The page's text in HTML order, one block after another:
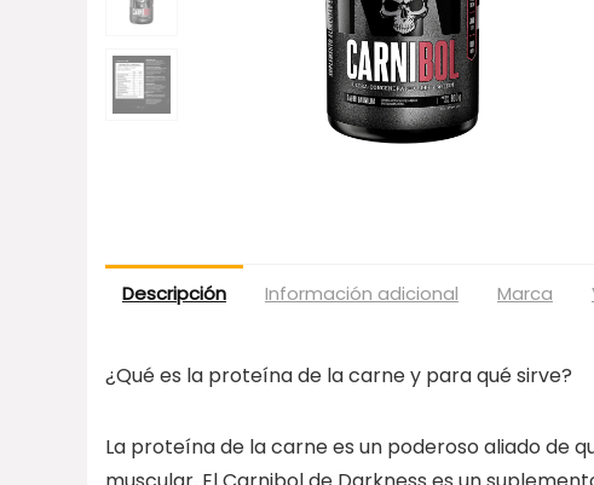
Descripción Información adicional Marca
¿Qué es la proteína de la carne y para qué sirve?
La proteína de la carne es un poderoso aliado de